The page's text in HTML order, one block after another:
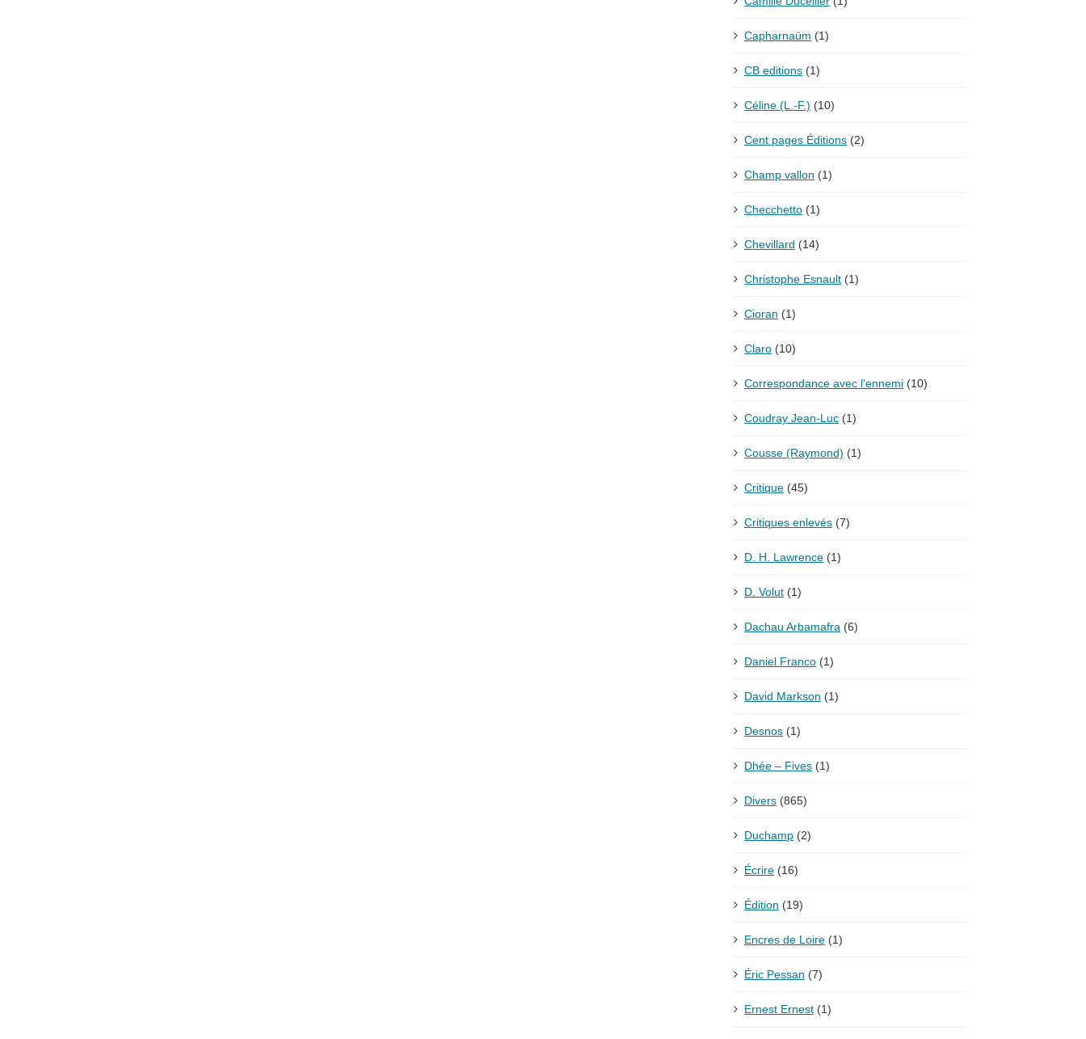
Capharnaüm (1)
CB editions (1)
Céline (L.-F.) (10)
Cent pages Éditions (2)
Champ vallon (1)
Checchetto (1)
Chevillard (14)
Christophe Esnault (1)
Cioran (1)
Claro (10)
Correspondance avec l'ennemi (10)
Coudray Jean-Luc (1)
Cousse (Raymond) (1)
Critique (45)
Critiques enlevés (7)
D. H. Lawrence (1)
D. Volut (1)
Dachau Arbamafra (6)
Daniel Franco (1)
David Markson (1)
Desnos (1)
Dhée – Fives (1)
Divers (865)
Duchamp (2)
Écrire (16)
Édition (19)
Encres de Loire (1)
Éric Pessan (7)
Ernest Ernest (1)